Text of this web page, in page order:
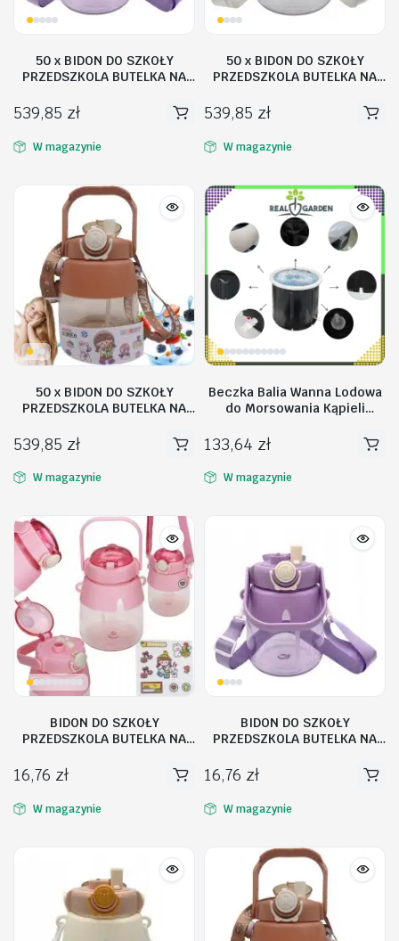
50 x BIDON DO SZKOŁY
PRZEDSZKOLA BUTELKA NA
DZIECI 1L
539,85 zł
W magazynie
50 x BIDON DO SZKOŁY
PRZEDSZKOLA BUTELKA NA
DZIECI 1L
539,85 zł
W magazynie
50 x BIDON DO SZKOŁY
PRZEDSZKOLA BUTELKA NA
DZIECI 1L
539,85 zł
W magazynie
Beczka Balia Wanna Lodowa
do Morsowania Kąpieli
133,64 zł
W magazynie
BIDON DO SZKOŁY
PRZEDSZKOLA BUTELKA NA
16,76 zł
W magazynie
BIDON DO SZKOŁY
PRZEDSZKOLA BUTELKA NA
16,76 zł
W magazynie